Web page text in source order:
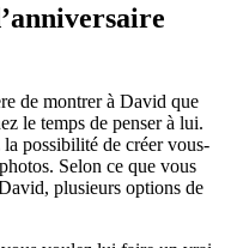
de montrer à David que
le temps de penser à lui.
possibilité de créer vous-
Selon ce que vous
plusieurs options de